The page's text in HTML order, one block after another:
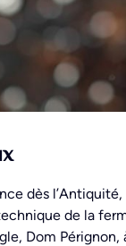
dès
de la
Dom